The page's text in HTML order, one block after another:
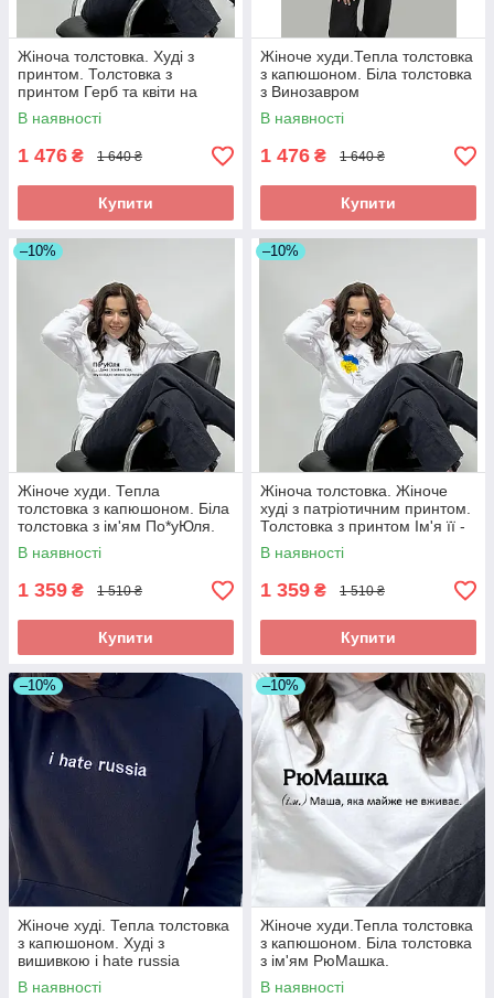
Жіноча толстовка. Худі з
принтом. Толстовка з
принтом Герб та квіти на
рукавах. Друк на рукавах.
В наявності
1 476 ₴ 1 640 ₴
Купити
Жіноче худи.Тепла толстовка
з капюшоном. Біла толстовка
з Винозавром
В наявності
1 476 ₴ 1 640 ₴
Купити
–10%
Жіноче худи. Тепла
толстовка з капюшоном. Біла
толстовка з ім'ям По*уЮля.
В наявності
1 359 ₴ 1 510 ₴
Купити
–10%
Жіноча толстовка. Жіноче
худі з патріотичним принтом.
Толстовка з принтом Ім'я її -
Україна
В наявності
1 359 ₴ 1 510 ₴
Купити
–10%
Жіноче худі. Тепла толстовка
з капюшоном. Худі з
вишивкою i hate russia
В наявності
–10%
Жіноче худи.Тепла толстовка
з капюшоном. Біла толстовка
з ім'ям РюМашка.
В наявності